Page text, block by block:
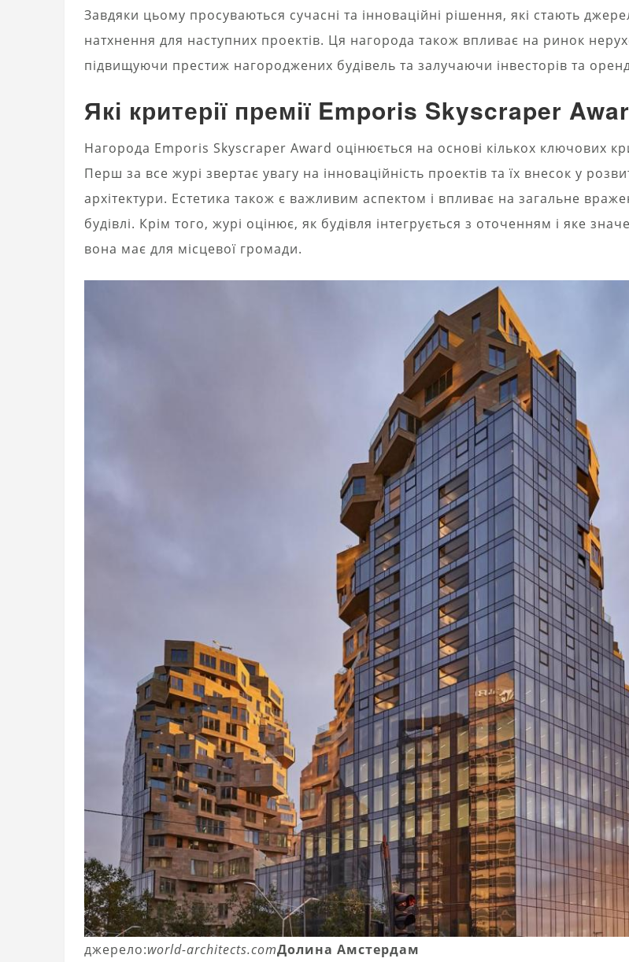
Завдяки цьому просуваються сучасні та інноваційні рішення, які стають
натхнення для наступних проектів. Ця нагорода також впливає на ринок
підвищуючи престиж нагороджених будівель та залучаючи інвесторів та
Які критерії премії Emporis Skyscraper
Нагорода Emporis Skyscraper Award оцінюється на основі кількох ключових
Перш за все журі звертає увагу на інноваційність проектів та їх внесок у
архітектури. Естетика також є важливим аспектом і впливає на загальне
будівлі. Крім того, журі оцінює, як будівля інтегрується з оточенням і яке
вона має для місцевої громади.
джерело:world-architects.comДолина Амстердам